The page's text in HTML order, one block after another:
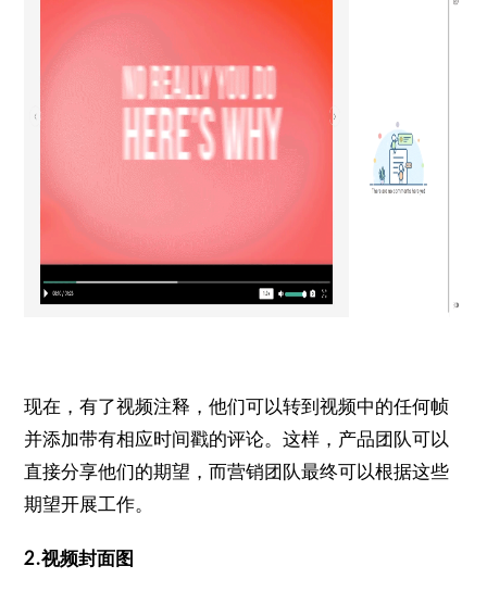
现在，有了视频注释，他们可以转到视频中的任何帧
并添加带有相应时间戳的评论。这样，产品团队可以
直接分享他们的期望，而营销团队最终可以根据这些
期望开展工作。
2.视频封面图